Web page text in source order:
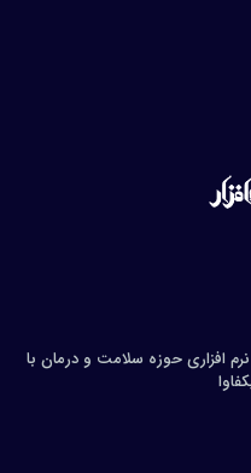
افزاری حوزه سلامت و درمان با